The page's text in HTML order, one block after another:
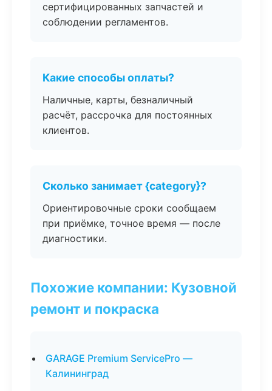
сертифицированных запчастей и
соблюдении регламентов.
Какие способы оплаты?
Наличные, карты, безналичный
расчёт, рассрочка для постоянных
клиентов.
Сколько занимает {category}?
Ориентировочные сроки сообщаем
при приёмке, точное время — после
диагностики.
Похожие компании: Кузовной
ремонт и покраска
GARAGE Premium ServicePro —
Калининград